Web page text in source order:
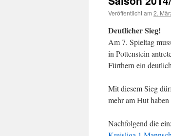
Veröffentlicht am 2.
Deutlicher Sieg!
Am 7. Spieltag
in Pottenstein
Fürthern ein
Mit diesem Sieg
mehr am Hut
Nachfolgend die